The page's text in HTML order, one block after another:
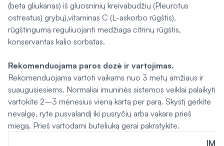
(beta gliukanas) iš gluosninių kreivabudžių (Pleurotus
ostreatus) grybų),vitaminas C (L-askorbo rūgštis),
rūgštingumą reguliuojanti medžiaga citrinų rūgštis,
konservantas kalio sorbatas.
Rekomenduojama paros dozė ir vartojimas.
Rekomenduojama vartoti vaikams nuo 3 metų amžiaus ir
suaugusiesiems. Normaliai imuninės sistemos veiklai palaikyti
vartokite 2–3 mėnesius vieną kartą per parą. Skystį gerkite
nevalgę, ryte pusvalandį iki pusryčių arba vakare prieš
miegą. Prieš vartodami buteliuką gerai pakratykite.
IMG